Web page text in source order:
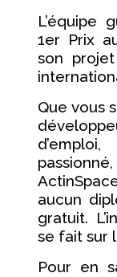
L’équipe
1er Prix
son
Que vous
aucun
gratuit.
se fait sur
Pour en